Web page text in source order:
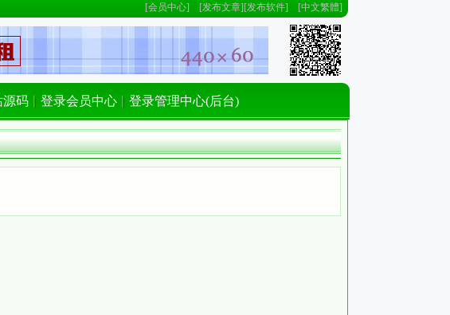
[会员中心] [发布文章][发布软件] [中文繁體]
源码 登录会员中心 登录管理中心(后台)